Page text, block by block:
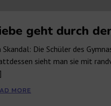
geht durch
Skandal: Die Schüler des
sieht man sie mit
MORE